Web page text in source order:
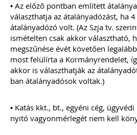
2026-08-04
A
• Az előző pontban említett
választhatja az átalányadózást, ha
átalányadózó volt. (Az Szja tv.
ismételten csak akkor választható,
megszűnése évét követően
most felülírta a Kormányrendelet,
akkor is választhatják az
ban átalányadósok voltak.)
• Katás kkt., bt., egyéni cég,
nyitó vagyonmérlegét nem kell